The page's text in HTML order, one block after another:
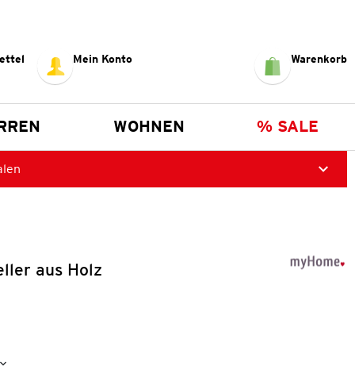
Mein Konto Warenkorb
WOHNEN % SALE
aus Holz